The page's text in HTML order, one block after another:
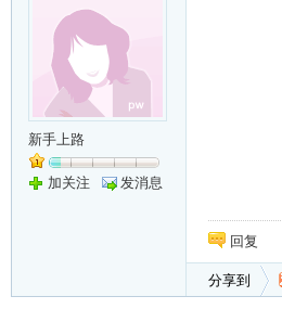
新手上路
加关注 发消息
回复
分享到